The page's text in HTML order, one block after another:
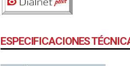
ESPECIFICACIONES